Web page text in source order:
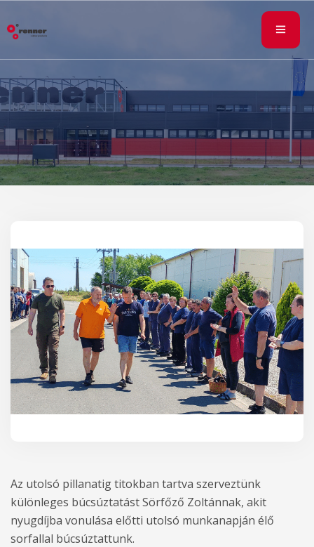
Az utolsó pillanatig titokban tartva szerveztünk
különleges búcsúztatást Sörfőző Zoltánnak, akit
nyugdíjba vonulása előtti utolsó munkanapján élő
sorfallal búcsúztattunk.